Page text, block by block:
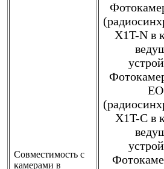
Совместимость с
камерами в
X1T-N в
X1T-C в